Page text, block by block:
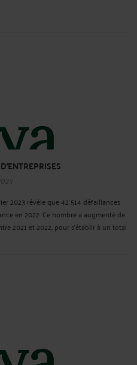
2023 révèle que 42 514 défaillances
en 2022. Ce nombre a augmenté de
2021 et 2022, pour s’établir à un total